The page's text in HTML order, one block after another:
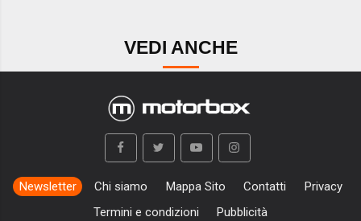
VEDI ANCHE
Newsletter Chi siamo Mappa Sito Contatti
Privacy
Termini e condizioni
Pubblicità